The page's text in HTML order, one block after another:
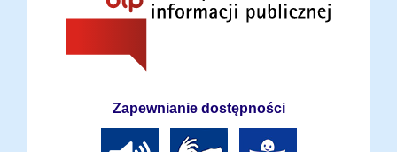
Zapewnianie dostępności